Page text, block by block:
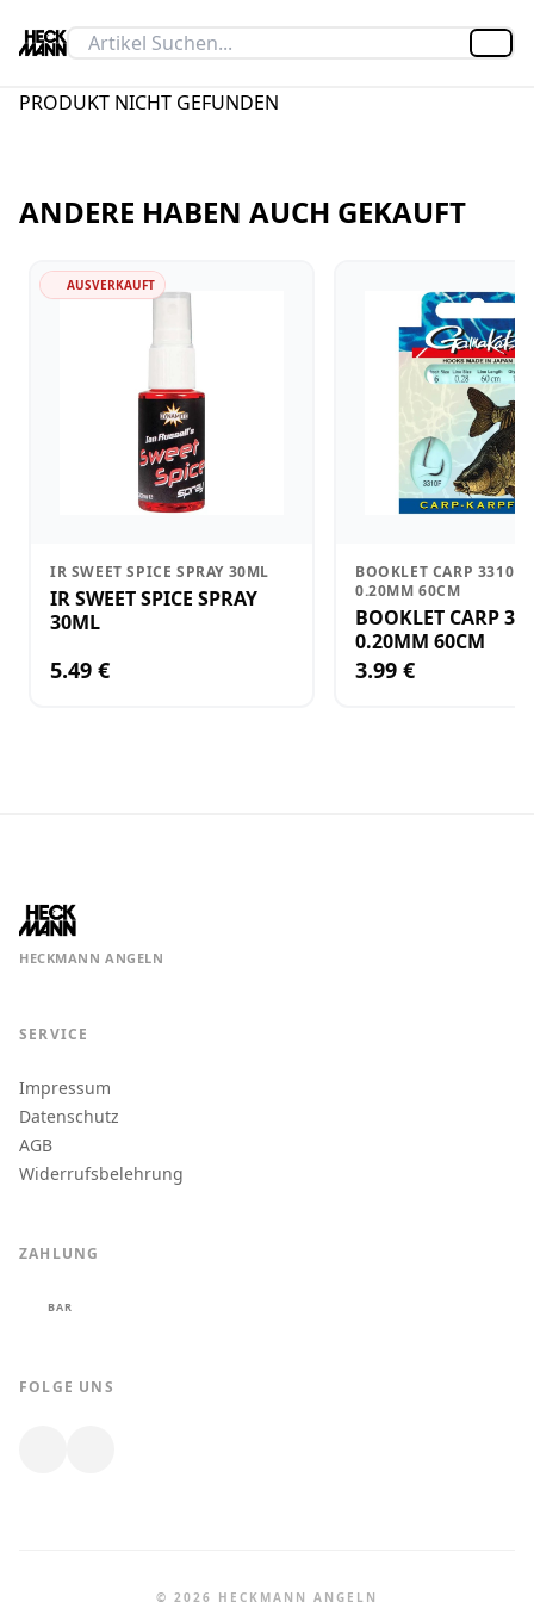
PRODUKT NICHT GEFUNDEN
ANDERE HABEN AUCH GEKAUFT
AUSVERKAUFT
IR SWEET SPICE SPRAY 30ML
IR SWEET SPICE SPRAY
30ML
5.49 €
BOOKLET CARP 3310F
0.20MM 60CM
BOOKLET CARP
0.20MM 60CM
3.99 €
HECKMANN ANGELN
SERVICE
Impressum
Datenschutz
AGB
Widerrufsbelehrung
ZAHLUNG
BAR
FOLGE UNS
© 2026 HECKMANN ANGELN